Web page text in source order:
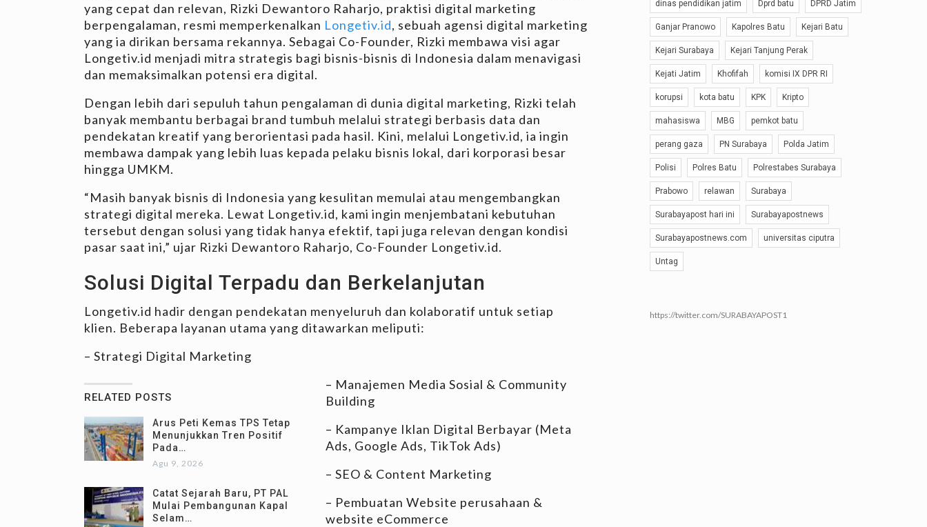
yang cepat dan relevan, Rizki Dewantoro Raharjo, praktisi digital marketing
berpengalaman, resmi memperkenalkan Longetiv.id, sebuah agensi digital marketing
yang ia dirikan bersama rekannya. Sebagai Co-Founder, Rizki membawa visi agar
Longetiv.id menjadi mitra strategis bagi bisnis-bisnis di Indonesia dalam menavigasi
dan memaksimalkan potensi era digital.
Dengan lebih dari sepuluh tahun pengalaman di dunia digital marketing, Rizki telah
banyak membantu berbagai brand tumbuh melalui strategi berbasis data dan
pendekatan kreatif yang berorientasi pada hasil. Kini, melalui Longetiv.id, ia ingin
membawa dampak yang lebih luas kepada pelaku bisnis lokal, dari korporasi besar
hingga UMKM.
“Masih banyak bisnis di Indonesia yang kesulitan memulai atau mengembangkan
strategi digital mereka. Lewat Longetiv.id, kami ingin menjembatani kebutuhan
tersebut dengan solusi yang tidak hanya efektif, tapi juga relevan dengan kondisi
pasar saat ini,” ujar Rizki Dewantoro Raharjo, Co-Founder Longetiv.id.
Solusi Digital Terpadu dan Berkelanjutan
Longetiv.id hadir dengan pendekatan menyeluruh dan kolaboratif untuk setiap
klien. Beberapa layanan utama yang ditawarkan meliputi:
– Strategi Digital Marketing
RELATED POSTS
Arus Peti Kemas TPS Tetap
Menunjukkan Tren Positif
Pada…
Agu 9, 2026
Catat Sejarah Baru, PT PAL
Mulai Pembangunan Kapal
Selam…
– Manajemen Media Sosial & Community
Building
– Kampanye Iklan Digital Berbayar (Meta
Ads, Google Ads, TikTok Ads)
– SEO & Content Marketing
– Pembuatan Website perusahaan &
website eCommerce
dinas pendidikan jatim Dprd batu DPRD Jatim
Ganjar Pranowo Kapolres Batu Kejari Batu
Kejari Surabaya Kejari Tanjung Perak
Kejati Jatim Khofifah komisi IX DPR RI
korupsi kota batu KPK Kripto
mahasiswa MBG pemkot batu
perang gaza PN Surabaya Polda Jatim
Polisi Polres Batu Polrestabes Surabaya
Prabowo relawan Surabaya
Surabayapost hari ini Surabayapostnews
Surabayapostnews.com universitas ciputra
Untag
https://twitter.com/SURABAYAPOST1